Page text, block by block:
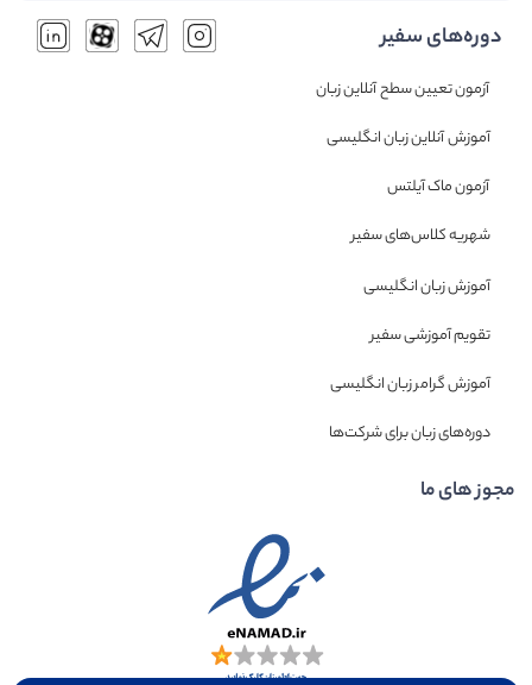
دوره‌های سفیر
آزمون تعیین سطح آنلاین زبان
آموزش آنلاین زبان انگلیسی
آزمون ماک آیلتس
شهریه کلاس‌های سفیر
آموزش زبان انگلیسی
تقویم آموزشی سفیر
آموزش گرامر زبان انگلیسی
دوره‌های زبان برای شرکت‌ها
مجوز های ما